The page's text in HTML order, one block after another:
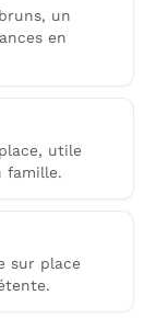
un
en
utile
famille.
sur place